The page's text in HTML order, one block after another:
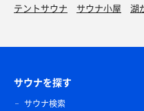
テントサウナ
サウナ小屋 湖
サウナを探す
サウナ検索